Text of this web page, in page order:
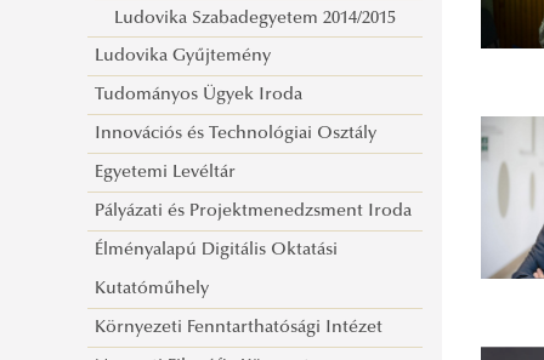
Ludovika Szabadegyetem 2014/2015
Ludovika Gyűjtemény
Tudományos Ügyek Iroda
Innovációs és Technológiai Osztály
Egyetemi Levéltár
Pályázati és Projektmenedzsment Iroda
Élményalapú Digitális Oktatási
Kutatóműhely
Környezeti Fenntarthatósági Intézet